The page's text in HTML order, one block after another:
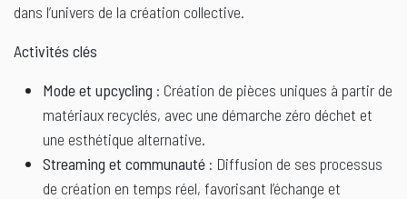
dans l’univers de la création collective.
Activités clés
Mode et upcycling : Création de pièces uniques à partir de
matériaux recyclés, avec une démarche zéro déchet et
une esthétique alternative.
Streaming et communauté : Diffusion de ses processus
de création en temps réel, favorisant l’échange et